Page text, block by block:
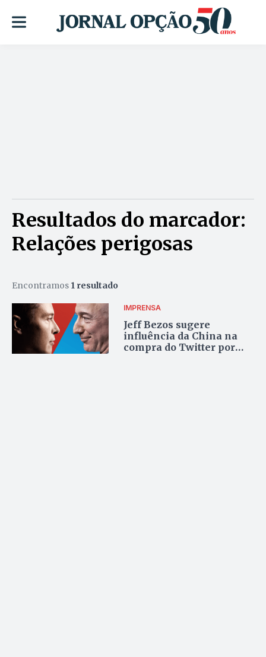
Resultados do marcador:
Relações perigosas
Encontramos 1 resultado
IMPRENSA
Jeff Bezos sugere
influência da China na
compra do Twitter por